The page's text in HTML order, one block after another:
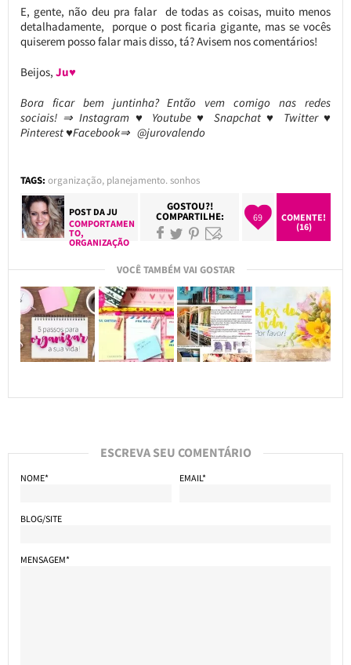
E, gente, não deu pra falar de todas as coisas, muito menos
detalhadamente, porque o post ficaria gigante, mas se vocês
quiserem posso falar mais disso, tá? Avisem nos comentários!
Beijos, Ju♥
Bora ficar bem juntinha? Então vem comigo nas redes
sociais! ⇒ Instagram ♥ Youtube ♥ Snapchat ♥ Twitter ♥
Pinterest ♥Facebook⇒ @jurovalendo
TAGS: organização, planejamento. sonhos
POST DAJU
COMPORTAMEN
TO,
ORGANIZAÇÃO
GOSTOU?!
COMPARTILHE: 69
COMENTE!
(16)
VOCÊ TAMBÉM VAI GOSTAR
ESCREVA SEU COMENTÁRIO
NOME* EMAIL*
BLOG/SITE
MENSAGEM*